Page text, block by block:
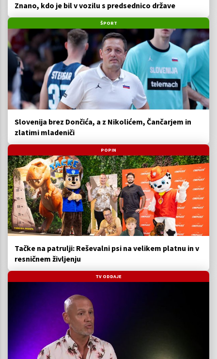
Znano, kdo je bil v vozilu s predsednico države
ŠPORT
Slovenija brez Dončića, a z Nikolićem, Čančarjem in
zlatimi mladeniči
POPIN
Tačke na patrulji: Reševalni psi na velikem platnu in v
resničnem življenju
TV ODDAJE